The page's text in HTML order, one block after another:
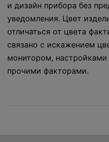
и дизайн прибора без
уведомления. Цвет
отличаться от цвета
связано с искажением
монитором,
прочими факторами.